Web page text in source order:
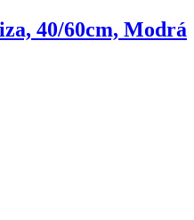
40/60cm, Modrá